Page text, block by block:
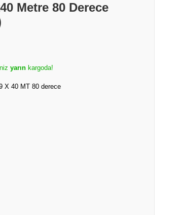
Metre 80 Derece
yarın kargoda!
X 40 MT 80 derece